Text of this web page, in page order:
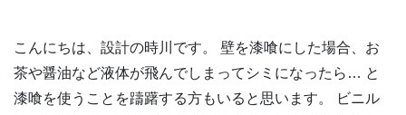
こんにちは、設計の時川です。 壁を漆喰にした場合、お
茶や醤油など液体が飛んでしまってシミになったら… と
漆喰を使うことを躊躇する方もいると思います。 ビニル